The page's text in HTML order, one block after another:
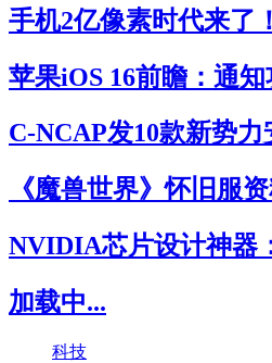
手机2亿像素时代来了
苹果iOS 16前瞻：通
C-NCAP发10款新势
《魔兽世界》怀旧服
NVIDIA芯片设计神器
加载中...
科技